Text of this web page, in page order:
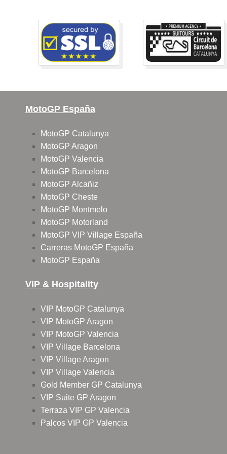
MotoGP España
MotoGP Catalunya
MotoGP Aragon
MotoGP Valencia
MotoGP Barcelona
MotoGP Alcañiz
MotoGP Cheste
MotoGP Montmelo
MotoGP Motorland
MotoGP VIP Village España
Carreras MotoGP España
MotoGP España
VIP & Hospitality
VIP MotoGP Catalunya
VIP MotoGP Aragon
VIP MotoGP Valencia
VIP Village Barcelona
VIP Village Aragon
VIP Village Valencia
Gold Member GP Catalunya
VIP Suite GP Aragon
Terraza VIP GP Valencia
Palcos VIP GP Valencia